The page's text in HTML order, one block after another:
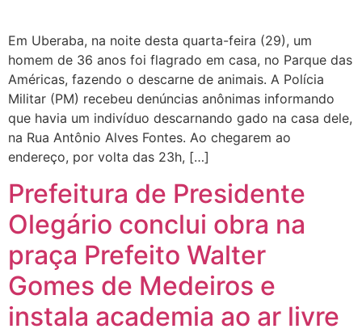
Em Uberaba, na noite desta quarta-feira (29), um
homem de 36 anos foi flagrado em casa, no Parque das
Américas, fazendo o descarne de animais. A Polícia
Militar (PM) recebeu denúncias anônimas informando
que havia um indivíduo descarnando gado na casa dele,
na Rua Antônio Alves Fontes. Ao chegarem ao
endereço, por volta das 23h, […]
Prefeitura de Presidente
Olegário conclui obra na
praça Prefeito Walter
Gomes de Medeiros e
instala academia ao ar livre